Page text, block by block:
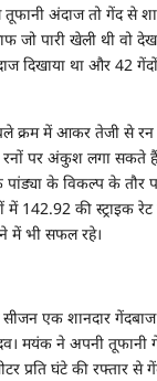
अंदाज तो गेंद से
जो पारी खेली थी वो
दिखाया था और 42
क्रम में आकर तेजी से
रनों पर अंकुश लगा सकते
पांड्या के विकल्प के तौर
142.92 की स्ट्राइक
में भी सफल रहे।
एक शानदार गेंदबाज
मयंक ने अपनी तूफानी
प्रति घंटे की रफ्तार